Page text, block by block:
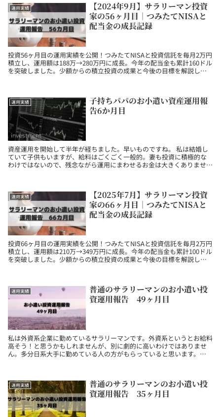
運用実績
【2024年9月】サラリーマン投資
家の56ヶ月目｜つみたてNISAと
配当金の成長記録
投資56ヶ月目の運用実績を公開！つみたてNISAと投資信託を毎月2万円
積立し、運用額は188万→280万円に成長。今年の配当金も累計160ドル
を突破しました。少額からの積立投資の成果と今後の目標を解説しま
運用実績
子持ちパパのお小遣い資産運用報
告6か月目
資産運用を開始して半年が経ちました。早いものですね。 私は結婚し
ていて子供もいますが、給料はごくごく一般的。妻も投資に積極的な
わけではないので、残念ながら運用にまわせるお金は大きくありませ
運用実績
【2025年7月】サラリーマン投資
家の66ヶ月目｜つみたてNISAと
配当金の成長記録
投資66ヶ月目の運用実績を公開！つみたてNISAと投資信託を毎月2万円
積立し、運用額は210万→349万円に成長。今年の配当金も累計100ドル
を突破しました。少額からの積立投資の成果と今後の目標を解説しま
運用実績
普通のサラリーマンのお小遣い投
資運用報告 49ヶ月目
私は外資系企業に勤めているサラリーマンです。外資系というとお給料
高そう！と思うかもしれませんが、別に劇的に高いわけではありませ
ん。多分日系大手に勤めている人の方がもらっていると思います。
運用実績
普通のサラリーマンのお小遣い投
資運用報告 35ヶ月目